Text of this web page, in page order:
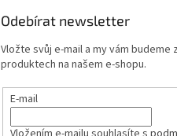
Odebírat newsletter
Vložte svůj e-mail a my vám
produktech na našem e-shopu.
E-mail